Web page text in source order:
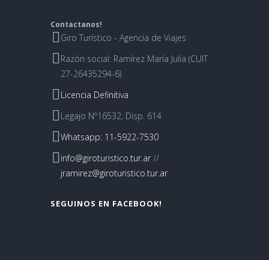
Contactanos!
Giro Turístico - Agencia de Viajes
Razón social: Ramírez María Julia (CUIT
27-26435294-6)
Licencia Definitiva
Legajo Nº16532, Disp. 614
Whatsapp: 11-5922-7530
info@giroturistico.tur.ar //
jramirez@giroturistico.tur.ar
SEGUINOS EN FACEBOOK!